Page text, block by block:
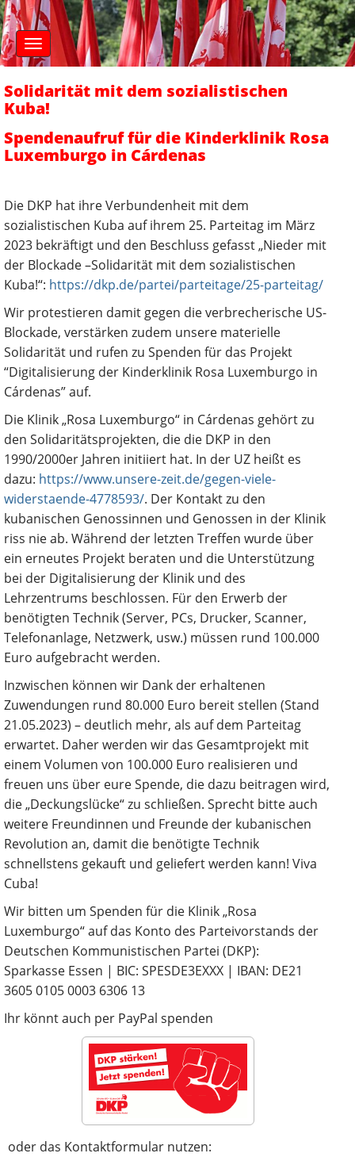
M
a
i
n
e
S
k
i
p
o
n
t
n
Solidarität mit dem sozialistischen
Kuba!
Spendenaufruf für die Kinderklinik Rosa
Luxemburgo in Cárdenas
Die DKP hat ihre Verbundenheit mit dem
sozialistischen Kuba auf ihrem 25. Parteitag im März
2023 bekräftigt und den Beschluss gefasst „Nieder mit
der Blockade –Solidarität mit dem sozialistischen
Kuba!“: https://dkp.de/partei/parteitage/25-parteitag/
Wir protestieren damit gegen die verbrecherische US-
Blockade, verstärken zudem unsere materielle
Solidarität und rufen zu Spenden für das Projekt
“Digitalisierung der Kinderklinik Rosa Luxemburgo in
Cárdenas” auf.
Die Klinik „Rosa Luxemburgo“ in Cárdenas gehört zu
den Solidaritätsprojekten, die die DKP in den
1990/2000er Jahren initiiert hat. In der UZ heißt es
dazu: https://www.unsere-zeit.de/gegen-viele-
widerstaende-4778593/. Der Kontakt zu den
kubanischen Genossinnen und Genossen in der Klinik
riss nie ab. Während der letzten Treffen wurde über
ein erneutes Projekt beraten und die Unterstützung
bei der Digitalisierung der Klinik und des
Lehrzentrums beschlossen. Für den Erwerb der
benötigten Technik (Server, PCs, Drucker, Scanner,
Telefonanlage, Netzwerk, usw.) müssen rund 100.000
Euro aufgebracht werden.
Inzwischen können wir Dank der erhaltenen
Zuwendungen rund 80.000 Euro bereit stellen (Stand
21.05.2023) – deutlich mehr, als auf dem Parteitag
erwartet. Daher werden wir das Gesamtprojekt mit
einem Volumen von 100.000 Euro realisieren und
freuen uns über eure Spende, die dazu beitragen wird,
die „Deckungslücke“ zu schließen. Sprecht bitte auch
weitere Freundinnen und Freunde der kubanischen
Revolution an, damit die benötigte Technik
schnellstens gekauft und geliefert werden kann! Viva
Cuba!
Wir bitten um Spenden für die Klinik „Rosa
Luxemburgo“ auf das Konto des Parteivorstands der
Deutschen Kommunistischen Partei (DKP):
Sparkasse Essen | BIC: SPESDE3EXXX | IBAN: DE21
3605 0105 0003 6306 13
Ihr könnt auch per PayPal spenden
oder das Kontaktformular nutzen: